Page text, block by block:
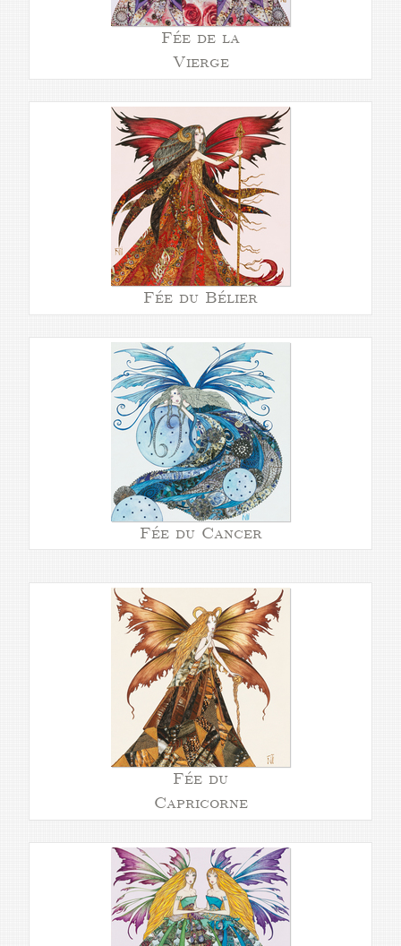
Fée de la
Vierge
Fée du Bélier
Fée du Cancer
Fée du
Capricorne